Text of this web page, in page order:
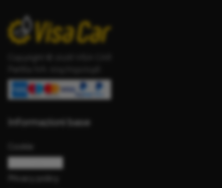
Informazioni base